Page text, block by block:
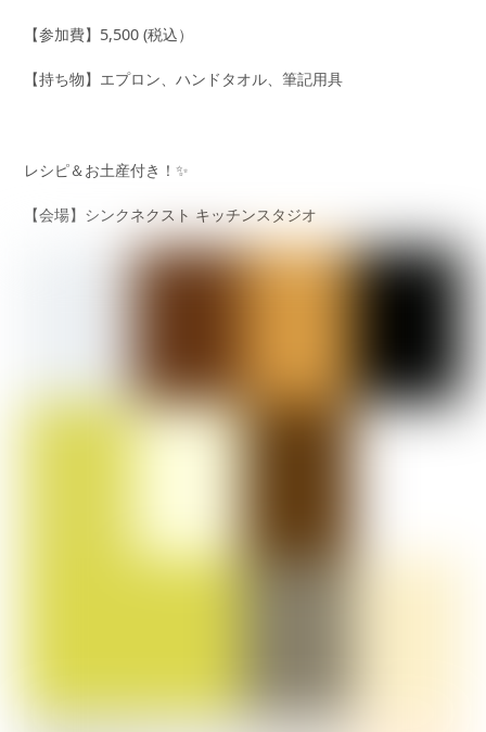
【参加費】5,500 (税込）
【持ち物】エプロン、ハンドタオル、筆記用具
レシピ＆お土産付き！✨
【会場】シンクネクスト キッチンスタジオ